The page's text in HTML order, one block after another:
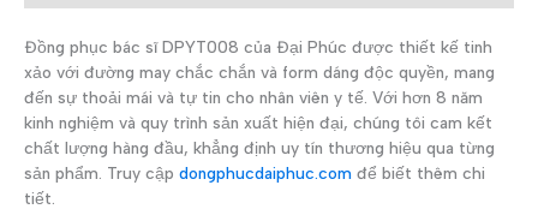
Đồng phục bác sĩ DPYT008 của Đại Phúc được thiết kế tinh
xảo với đường may chắc chắn và form dáng độc quyền, mang
đến sự thoải mái và tự tin cho nhân viên y tế. Với hơn 8 năm
kinh nghiệm và quy trình sản xuất hiện đại, chúng tôi cam kết
chất lượng hàng đầu, khẳng định uy tín thương hiệu qua từng
sản phẩm. Truy cập dongphucdaiphuc.com để biết thêm chi
tiết.